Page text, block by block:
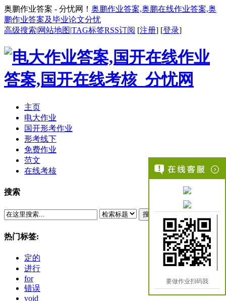
奥鹏作业答案 - 分忧网！ 奥鹏作业答案,奥鹏在线作业答案,奥
鹏作业答案及毕业论文分忧
高级搜索|网站地图|TAG标签RSS订阅 [注册] [登录]
主页
电大作业
国开形考作业
形考线下
免费作业
范文
在线考核
搜索
搜索
热门标签:
定的
进行
for
错误
void
要做作业扫码我